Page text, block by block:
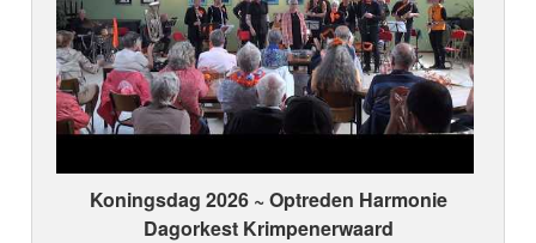
Koningsdag 2026 ~ Optreden Harmonie
Dagorkest Krimpenerwaard